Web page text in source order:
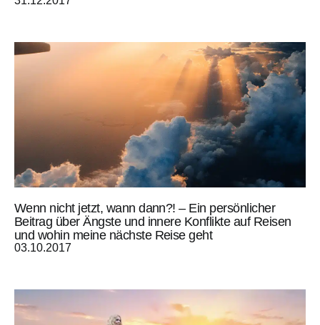
Wenn nicht jetzt, wann dann?! – Ein persönlicher
Beitrag über Ängste und innere Konflikte auf Reisen
und wohin meine nächste Reise geht
03.10.2017